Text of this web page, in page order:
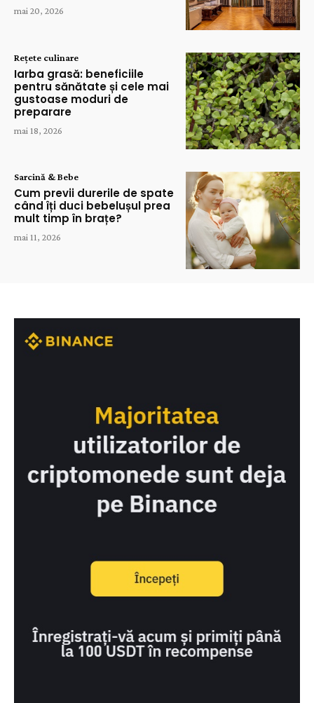
mai 20, 2026
Rețete culinare
Iarba grasă: beneficiile
pentru sănătate și cele mai
gustoase moduri de
preparare
mai 18, 2026
Sarcină & Bebe
Cum previi durerile de spate
când îți duci bebelușul prea
mult timp în brațe?
mai 11, 2026